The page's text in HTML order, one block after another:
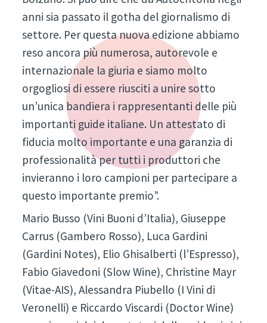
anni sia passato il gotha del giornalismo di
settore. Per questa nuova edizione abbiamo
reso ancora più numerosa, autorevole e
internazionale la giuria e siamo molto
orgogliosi di essere riusciti a unire sotto
un’unica bandiera i rappresentanti delle più
importanti guide italiane. Un attestato di
fiducia molto importante e una garanzia di
professionalità per tutti i produttori che
invieranno i loro campioni per partecipare a
questo importante premio”.
Mario Busso (Vini Buoni d’Italia), Giuseppe
Carrus (Gambero Rosso), Luca Gardini
(Gardini Notes), Elio Ghisalberti (l’Espresso),
Fabio Giavedoni (Slow Wine), Christine Mayr
(Vitae-AIS), Alessandra Piubello (I Vini di
Veronelli) e Riccardo Viscardi (Doctor Wine)